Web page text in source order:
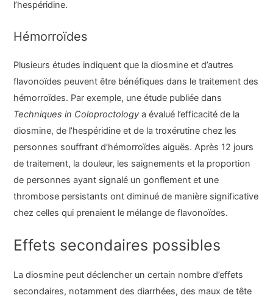
l’hespéridine.
Hémorroïdes
Plusieurs études indiquent que la diosmine et d’autres
flavonoïdes peuvent être bénéfiques dans le traitement des
hémorroïdes. Par exemple, une étude publiée dans
Techniques in Coloproctology a évalué l’efficacité de la
diosmine, de l’hespéridine et de la troxérutine chez les
personnes souffrant d’hémorroïdes aiguës. Après 12 jours
de traitement, la douleur, les saignements et la proportion
de personnes ayant signalé un gonflement et une
thrombose persistants ont diminué de manière significative
chez celles qui prenaient le mélange de flavonoïdes.
Effets secondaires possibles
La diosmine peut déclencher un certain nombre d’effets
secondaires, notamment des diarrhées, des maux de tête